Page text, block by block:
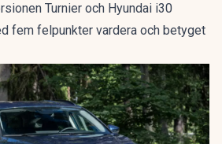
Turnier och Hyundai i30
fem felpunkter vardera och betyget